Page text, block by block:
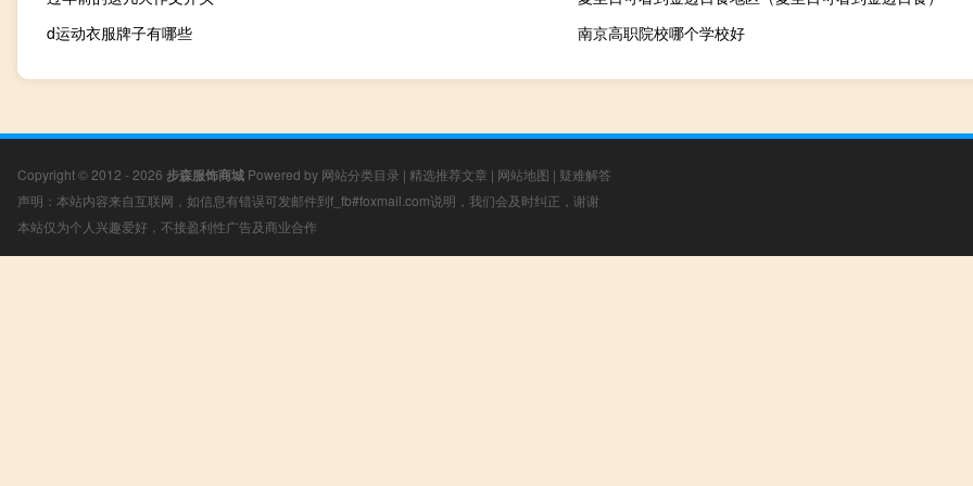
d运动衣服牌子有哪些
南京高职院校哪个学校好
Copyright © 2012 - 2026 步森服饰商城 Powered by 网站分类目录 | 精选推荐文章 | 网站地图 | 疑难解答
声明：本站内容来自互联网，如信息有错误可发邮件到f_fb#foxmail.com说明，我们会及时纠正，谢谢
本站仅为个人兴趣爱好，不接盈利性广告及商业合作